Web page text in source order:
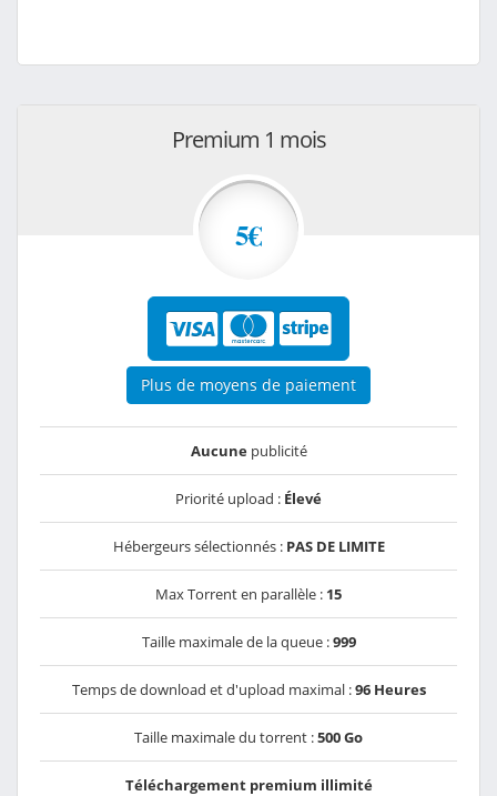
Premium 1 mois
5€
Plus de moyens de paiement
Aucunepublicité
Priorité upload : Élevé
Hébergeurs sélectionnés : PAS DE LIMITE
Max Torrent en parallèle : 15
Taille maximale de la queue :999
Temps de download et d'upload maximal :96 Heures
Taille maximale du torrent :500 Go
Téléchargement premium illimité